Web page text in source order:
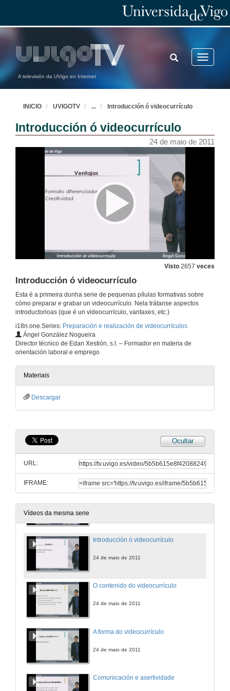
A televisión da UVigo en Internet
Toggle
TOGGLE
SEARCH
INICIO UVIGOTV ... Introducción ó videocurrículo
Introducción ó videocurrículo
24 de maio de 2011
Visto 2657 veces
Introducción ó videocurrículo
Esta é a primeira dunha serie de pequenas pílulas formativas sobre
cómo preparar e grabar un videocurrículo. Nela trátanse aspectos
introductorioas (que é un videocurrículo, vantaxes, etc.)
i18n.one.Series: Preparación e realización de videocurrículos
Ángel González Nogueira
Director técnico de Edan Xestión, s.l. – Formador en materia de
orientación laboral e emprego
Materiais
Descargar
Ocultar
URL:
IFRAME:
Vídeos da mesma serie
Cómo crear o teu videocurriculo
Introducción ó videocurrículo
24 de maio de 2011
O contenido do videocurrículo
24 de maio de 2011
A forma do videocurrículo
24 de maio de 2011
Comunicación e asertividade